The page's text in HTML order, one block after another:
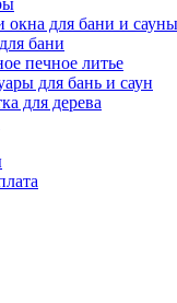
окна для бани и сауны
бани
печное литье
для бань и саун
для дерева